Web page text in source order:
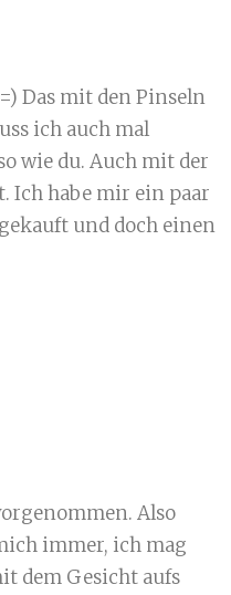
Das mit den Pinseln
ich auch mal
wie du. Auch mit der
Ich habe mir ein paar
und doch einen
Also
immer, ich mag
dem Gesicht aufs